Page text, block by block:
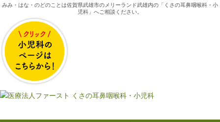
みみ・はな・のどのことは佐賀県武雄市のメリーランド武雄内の「くさの耳鼻咽喉科・小
児科」へご相談ください。